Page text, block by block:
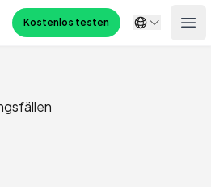
Kostenlos testen